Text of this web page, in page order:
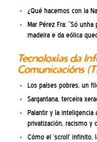
¿Qué hacemos con la
Mar Pérez Fra: “Só
madeira e da eólica
Tecnoloxías da
Comunicacións
Los países pobres, un
Sargantana, terceira
Palantir y la
privatización, racismo y
Cómo el ‘scroll’